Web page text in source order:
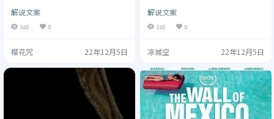
se Range 导演: 艾萨克佛罗伦汀 演
员: 斯科特阿金斯,尼克齐兰德,卡蒂
森劳勒,朱利安西萨里奥,兰迪霍尔 类
年份: 2015 一个士兵与一个腐败警
长不懈的斗争。他的副官，和一个
危险的贩毒集团勾结，…
解说文案
345 0
樱花咒 22年12月5日
传之天使与恶魔,天使与魔鬼 Angels
& Demons 导演: 朗霍华德 演员: 汤
兰切斯科法维诺... 类型: 动作,悬疑,
份: 2009 本片根据美国畅销作家丹
•布朗的同名小说改编。欧洲核子
中心的科…
解说文案
245 0
凉城空 22年12月5日